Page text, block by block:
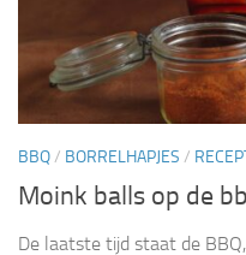
BBQ/ BORRELHAPJES /
Moink balls op de
De laatste tijd staat de